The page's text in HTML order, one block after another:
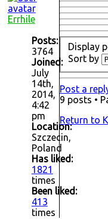
Errhile
Posts:
3764
Joined:
July
14th,
2014,
4:42
pm
Location:
Szczecin,
Poland
Has liked:
1821
times
Been liked:
413
times
Display
Sort by
Post a
9 posts •
Return to